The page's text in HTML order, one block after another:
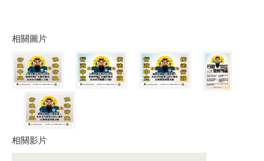
相關圖片
相關影片